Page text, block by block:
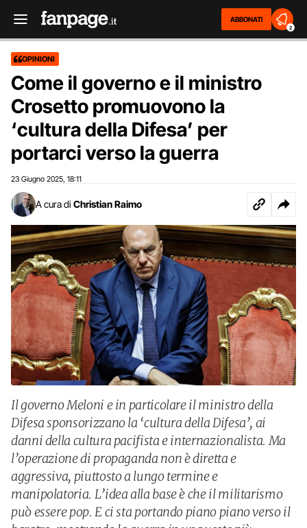
ABBONATI
2
OPINIONI
Come il governo e il ministro
Crosetto promuovono la
‘cultura della Difesa’ per
portarci verso la guerra
23 Giugno 2025 18:11
A cura di Christian Raimo
Il governo Meloni e in particolare il ministro della
Difesa sponsorizzano la ‘cultura della Difesa’, ai
danni della cultura pacifista e internazionalista. Ma
l’operazione di propaganda non è diretta e
aggressiva, piuttosto a lungo termine e
manipolatoria. L’idea alla base è che il militarismo
può essere pop. E ci sta portando piano piano verso il